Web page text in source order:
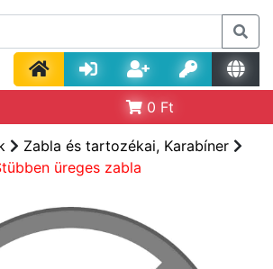
0 Ft
Zabla és tartozékai, Karabíner
üreges zabla